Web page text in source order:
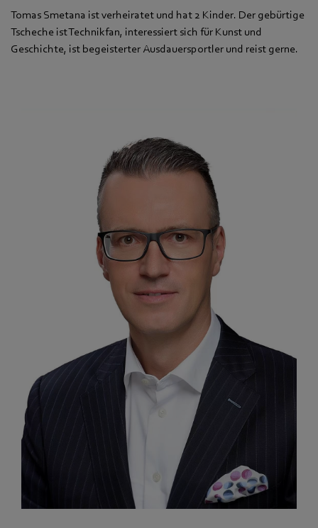
Tomas Smetana ist verheiratet und hat 2 Kinder. Der gebürtige
Tscheche ist Technikfan, interessiert sich für Kunst und
Geschichte, ist begeisterter Ausdauersportler und reist gerne.